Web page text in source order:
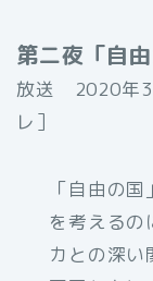
第二夜「自
放送 2020年3
レ］
「自由の
を考えるの
カとの深い